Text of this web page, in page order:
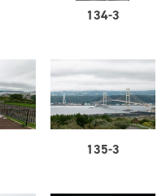
134-3
135-3